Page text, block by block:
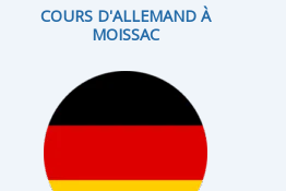
COURS D'ALLEMAND À
MOISSAC